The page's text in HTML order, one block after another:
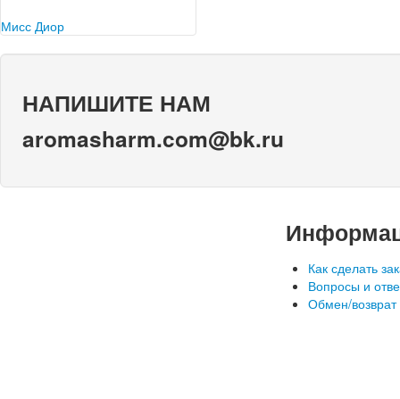
обнаружены в древнем Египте и
Мисс Диор
сфера она оформилась…
НАПИШИТЕ НАМ
aromasharm.com@bk.ru
Как сделать
Вопросы и
Обмен/возврат